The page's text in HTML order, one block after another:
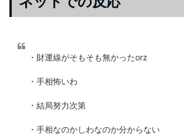
・財運線がそもそも無かったorz
・手相怖いわ
・結局努力次第
・手相なのかしわなのか分からない